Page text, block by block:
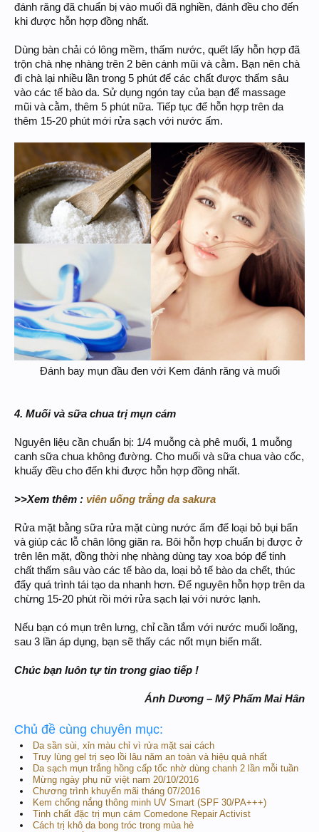
đánh răng đã chuẩn bị vào muối đã nghiền, đánh đều cho đến
khi được hỗn hợp đồng nhất.
Dùng bàn chải có lông mềm, thấm nước, quết lấy hỗn hợp đã
trộn chà nhẹ nhàng trên 2 bên cánh mũi và cằm. Bạn nên chà
đi chà lại nhiều lần trong 5 phút để các chất được thấm sâu
vào các tế bào da. Sử dụng ngón tay của bạn để massage
mũi và cằm, thêm 5 phút nữa. Tiếp tục để hỗn hợp trên da
thêm 15-20 phút mới rửa sạch với nước ấm.
Đánh bay mụn đầu đen với Kem đánh răng và muối​
4. Muối và sữa chua trị mụn cám
Nguyên liệu cần chuẩn bị: 1/4 muỗng cà phê muối, 1 muỗng
canh sữa chua không đường. Cho muối và sữa chua vào cốc,
khuấy đều cho đến khi được hỗn hợp đồng nhất.
>>Xem thêm : viên uống trắng da sakura
Rửa mặt bằng sữa rửa mặt cùng nước ấm để loại bỏ bụi bẩn
và giúp các lỗ chân lông giãn ra. Bôi hỗn hợp chuẩn bị được ở
trên lên mặt, đồng thời nhẹ nhàng dùng tay xoa bóp để tinh
chất thấm sâu vào các tế bào da, loại bỏ tế bào da chết, thúc
đẩy quá trình tái tạo da nhanh hơn. Để nguyên hỗn hợp trên da
chừng 15-20 phút rồi mới rửa sạch lại với nước lạnh.
Nếu bạn có mụn trên lưng, chỉ cần tắm với nước muối loãng,
sau 3 lần áp dụng, bạn sẽ thấy các nốt mụn biến mất.
Chúc bạn luôn tự tin trong giao tiếp !
Ánh Dương – Mỹ Phẩm Mai Hân
Chủ đề cùng chuyên mục:
Da sần sùi, xỉn màu chỉ vì rửa mặt sai cách
Truy lùng gel trị sẹo lồi lâu năm an toàn và hiệu quả nhất
Da sạch mụn trắng hồng cấp tốc nhờ dùng chanh 2 lần mỗi tuần
Mừng ngày phụ nữ việt nam 20/10/2016
Chương trình khuyến mãi tháng 07/2016
Kem chống nắng thông minh UV Smart (SPF 30/PA+++)
Tinh chất đặc trị mụn cám Comedone Repair Activist
Cách trị khô da bong tróc trong mùa hè